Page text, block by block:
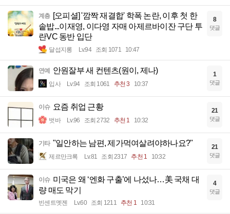
계층 [오피셜] '깜짝 재결합' 학폭 논란, 이후 첫 한
솥밥...이재영, 이다영 자매 아제르바이잔 구단 투
란VC 동반 입단
달섭지롱 Lv.94 조회 1071 10:47
8
댓글
연예 안원잘부 새 컨텐츠(원이, 제나)
입사 Lv.94 조회 1061 추천 3 10:37
1
댓글
이슈 요즘 취업 근황
벗바 Lv.96 조회 2732 추천 1 10:32
21
댓글
기타 "일안하는 남편, 제가먹여살려야하나요?"
제르만크록 Lv.81 조회 2317 추천 1 10:32
21
댓글
이슈 미국은 왜 ‘엔화 구출’에 나섰나…美 국채 대
량 매도 막기
빈센트멧젠 Lv.60 조회 1211 추천 1 10:31
4
댓글